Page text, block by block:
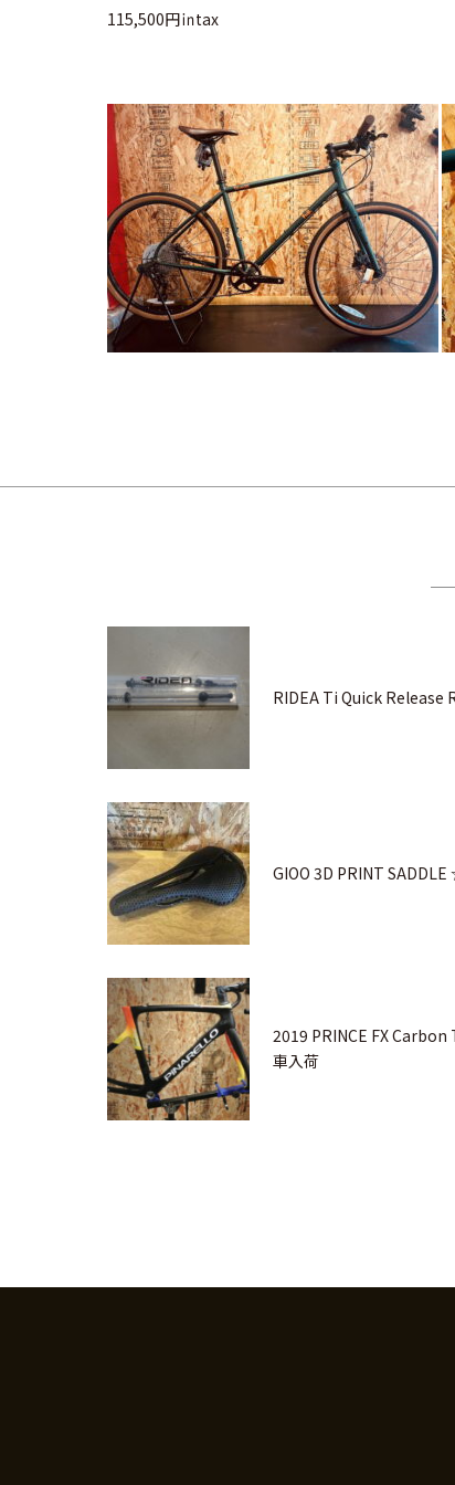
115,500円㏌tax
RIDEA Ti Quick Release
GIOO 3D PRINT
2019 PRINCE FX
車入荷